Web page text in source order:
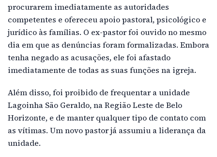
procurarem imediatamente as autoridades
competentes e ofereceu apoio pastoral, psicológico e
jurídico às famílias. O ex-pastor foi ouvido no mesmo
dia em que as denúncias foram formalizadas. Embora
tenha negado as acusações, ele foi afastado
imediatamente de todas as suas funções na igreja.
Além disso, foi proibido de frequentar a unidade
Lagoinha São Geraldo, na Região Leste de Belo
Horizonte, e de manter qualquer tipo de contato com
as vítimas. Um novo pastor já assumiu a liderança da
unidade.